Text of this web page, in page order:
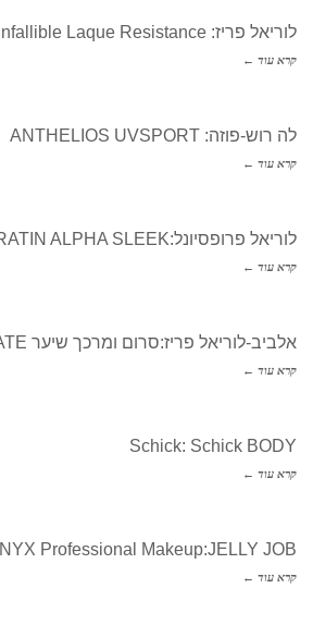
לוריאל פריז: Infallible Laque Resistance
קרא עוד ←
לה רוש-פוזה: ANTHELIOS UVSPORT
קרא עוד ←
לוריאל פרופסיונל:KERATIN ALPHA SLEEK
קרא עוד ←
אלביב-לוריאל פריז:סרום ומרכך שיער ULTIMATE
קרא עוד ←
Schick: Schick BODY
קרא עוד ←
NYX Professional Makeup:JELLY JOB
קרא עוד ←